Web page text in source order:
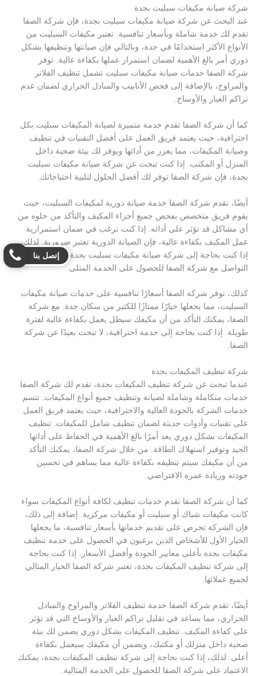
شركة صيانة مكيفات سبليت بجدة
عند البحث عن شركة صيانة مكيفات سبليت بجدة، فإن شركة الصفا
تقدم لك خدمة شاملة وبأسعار تنافسية. تعتبر مكيفات السبليت من
الأنواع الأكثر استخدامًا في جدة، وبالتالي فإن صيانتها وتنظيفها بشكل
دوري أمر بالغ الأهمية لضمان استمرار عملها بكفاءة عالية. توفر
شركة الصفا خدمات صيانة مكيفات سبليت تشمل تنظيف الفلاتر
والمراوح، بالإضافة إلى فحص الأنابيب والمبادل الحراري لضمان عدم
تراكم الغبار والأوساخ.
كما أن شركة الصفا تقدم خدمة متميزة لصيانة المكيفات سبليت بكل
احترافية، حيث يعتمد فريق العمل على أفضل التقنيات في تنظيف
وصيانة المكيفات، مما يعزز من أدائها ويوفر لك بيئة صحية داخل
المنزل أو المكتب. إذا كنت تبحث عن شركة صيانة مكيفات سبليت
بجدة، فإن شركة الصفا توفر لك أفضل الحلول لتلبية احتياجاتك.
أيضًا، تقدم شركة الصفا خدمة صيانة دورية لمكيفات السبليت، حيث
يقوم فريق متخصص بفحص جميع أجزاء المكيف والتأكد من خلوه من
أي مشاكل قد تؤثر على أدائه. إذا كنت ترغب في ضمان استمرارية
عمل المكيف بكفاءة عالية، فإن الصيانة الدورية تعتبر ضرورية. لذلك،
إذا كنت بحاجة إلى شركة صيانة مكيفات سبليت بجدة، فلا تتردد في
التواصل مع شركة الصفا للحصول على الخدمة المثلى.
كذلك، توفر شركة الصفا أسعارًا تنافسية على خدمات صيانة مكيفات
السبليت، مما يجعلها خيارًا ممتازًا للكثير من سكان جدة. مع شركة
الصفا، يمكنك التأكد من أن مكيفك سيظل يعمل بكفاءة عالية لفترة
طويلة. إذا كنت بحاجة إلى خدمة احترافية، لا تبحث بعيدًا عن شركة
الصفا.
شركة تنظيف المكيفات بجدة
عندما تبحث عن شركة تنظيف المكيفات بجدة، تقدم لك شركة الصفا
خدمات متكاملة وشاملة لصيانة وتنظيف جميع أنواع المكيفات. تتسم
خدمات الشركة بالجودة العالية والاحترافية، حيث يعتمد فريق العمل
على تقنيات وأدوات حديثة لضمان تنظيف شامل للمكيفات. تنظيف
المكيفات بشكل دوري يعد أمرًا بالغ الأهمية في الحفاظ على أدائها
الجيد وتوفير استهلاك الطاقة. من خلال شركة الصفا، يمكنك التأكد
من أن مكيفك سيتم تنظيفه بكفاءة عالية مما يساهم في تحسين
جودته وزيادة عمره الافتراضي.
كما أن شركة الصفا تقدم خدمات تنظيف لكافة أنواع المكيفات سواء
كانت مكيفات شباك أو سبليت أو مكيفات مركزية. إضافة إلى ذلك،
فإن الشركة تحرص على تقديم خدماتها بأسعار تنافسية، ما يجعلها
الخيار الأول للأشخاص الذين يرغبون في الحصول على خدمة تنظيف
مكيفات بجدة بأعلى معايير الجودة وأفضل الأسعار. إذا كنت بحاجة
إلى شركة تنظيف المكيفات بجدة، تعتبر شركة الصفا الخيار المثالي
لجميع عملائها.
أيضًا، تقدم شركة الصفا خدمة تنظيف الفلاتر والمراوح والمبادل
الحراري، مما يساعد في تقليل تراكم الغبار والأوساخ التي قد تؤثر
على كفاءة المكيف. تنظيف المكيفات بشكل دوري يضمن لك بيئة
صحية داخل منزلك أو مكتبك، ويضمن أن مكيفك سيعمل بكفاءة
أعلى. لذلك، إذا كنت بحاجة إلى شركة تنظيف المكيفات بجدة، يمكنك
الاعتماد على شركة الصفا للحصول على الخدمة المثالية.
إتصل بنا